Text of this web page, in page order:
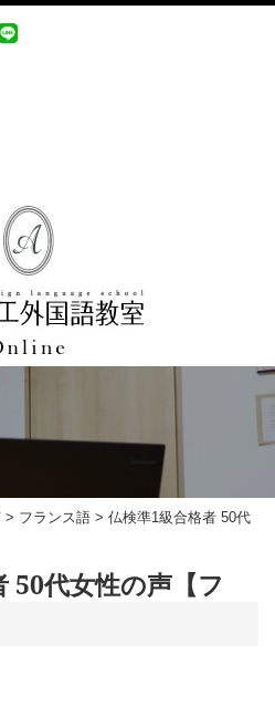
> フランス語 > 仏検準1級合格者 50代
50代女性の声【フ